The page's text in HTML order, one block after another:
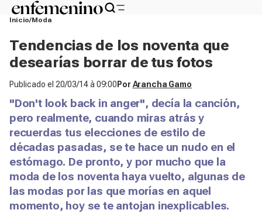
Inicio Moda
Tendencias de los noventa que
desearías borrar de tus fotos
Publicado el 20/03/14 à 09:00 Por Arancha Gamo
"Don't look back in anger", decía la canción,
pero realmente, cuando miras atrás y
recuerdas tus elecciones de estilo de
décadas pasadas, se te hace un nudo en el
estómago. De pronto, y por mucho que la
moda de los noventa haya vuelto, algunas de
las modas por las que morías en aquel
momento, hoy se te antojan inexplicables.